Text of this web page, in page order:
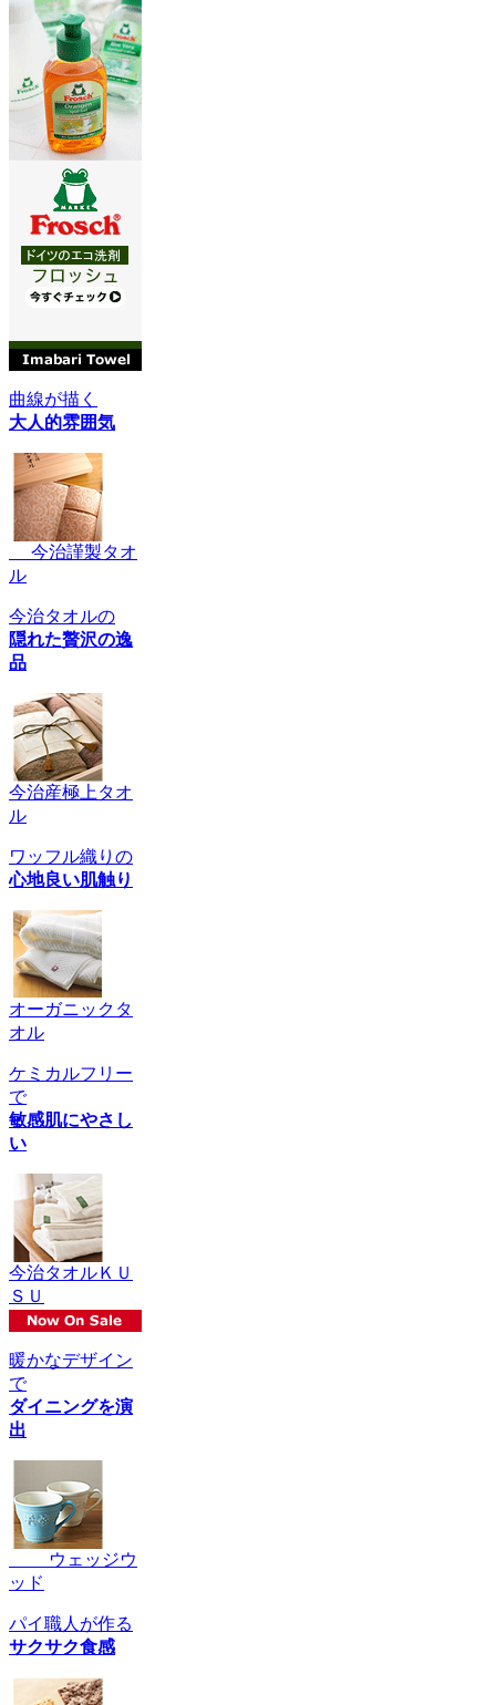
曲線が描く
大人的雰囲気
今治謹製タオ
ル
今治タオルの
隠れた贅沢の逸
品
今治産極上タオ
ル
ワッフル織りの
心地良い肌触り
オーガニックタ
オル
ケミカルフリー
で
敏感肌にやさし
い
今治タオルＫＵ
ＳＵ
暖かなデザイン
で
ダイニングを演
出
ウェッジウ
ッド
パイ職人が作る
サクサク食感